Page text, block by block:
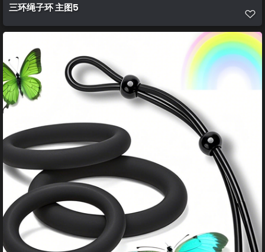
三环绳子环 主图5